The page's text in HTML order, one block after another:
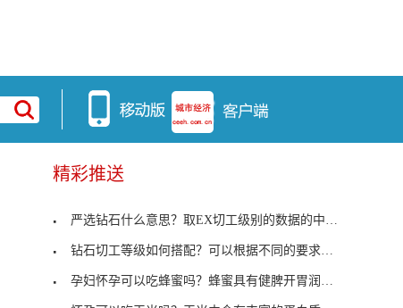
精彩推送
严选钻石什么意思？取EX切工级别的数据的中间值
钻石切工等级如何搭配？可以根据不同的要求来选
孕妇怀孕可以吃蜂蜜吗？蜂蜜具有健脾开胃润肠通便功